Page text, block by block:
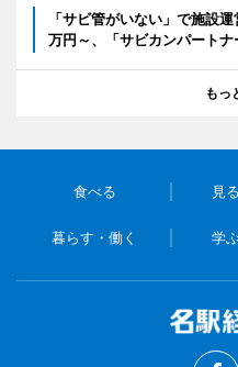
「サビ管がいない」で施設
万円～、「サビカンパート
もっ
食べる 見
暮らす・働く 学